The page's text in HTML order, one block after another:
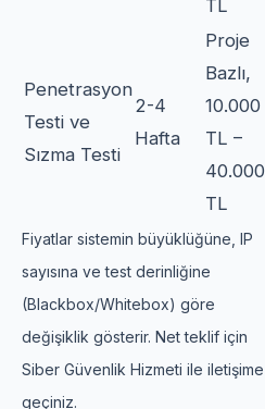
TL
Penetrasyon
Testi ve
Sızma Testi
2-4
Hafta
Proje
Bazlı,
10.000
TL –
40.000
TL
Fiyatlar sistemin büyüklüğüne, IP
sayısına ve test derinliğine
(Blackbox/Whitebox) göre
değişiklik gösterir. Net teklif için
Siber Güvenlik Hizmeti ile iletişime
geçiniz.